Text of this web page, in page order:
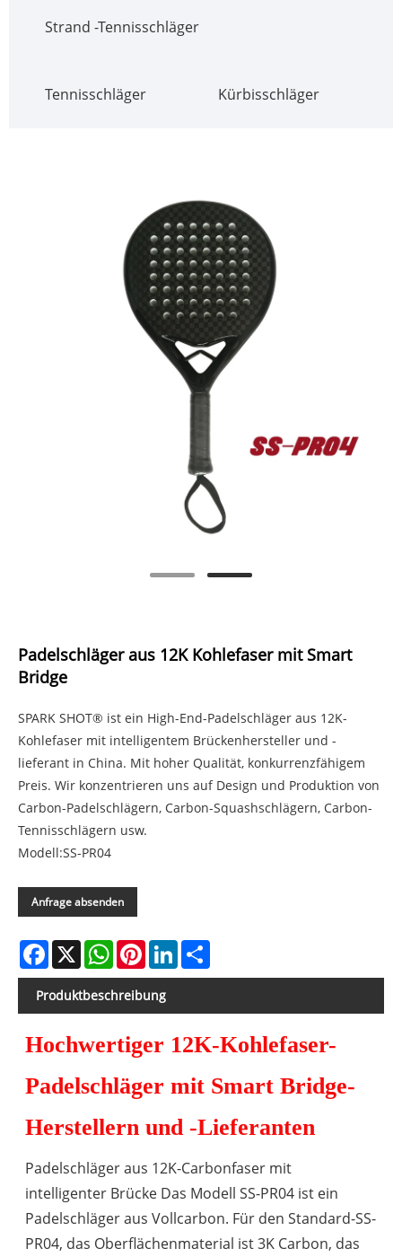
Strand -Tennisschläger
Tennisschläger Kürbisschläger
Padelschläger aus 12K Kohlefaser mit Smart
Bridge
SPARK SHOT® ist ein High-End-Padelschläger aus 12K-
Kohlefaser mit intelligentem Brückenhersteller und -
lieferant in China. Mit hoher Qualität, konkurrenzfähigem
Preis. Wir konzentrieren uns auf Design und Produktion von
Carbon-Padelschlägern, Carbon-Squashschlägern, Carbon-
Tennisschlägern usw.
Modell:SS-PR04
Anfrage absenden
Facebook
X WhatsAppPinterestLinkedIn
Produktbeschreibung
Hochwertiger 12K-Kohlefaser-
Padelschläger mit Smart Bridge-
Herstellern und -Lieferanten
Padelschläger aus 12K-Carbonfaser mit
intelligenter Brücke Das Modell SS-PR04 ist ein
Padelschläger aus Vollcarbon. Für den Standard-SS-
PR04, das Oberflächenmaterial ist 3K Carbon, das